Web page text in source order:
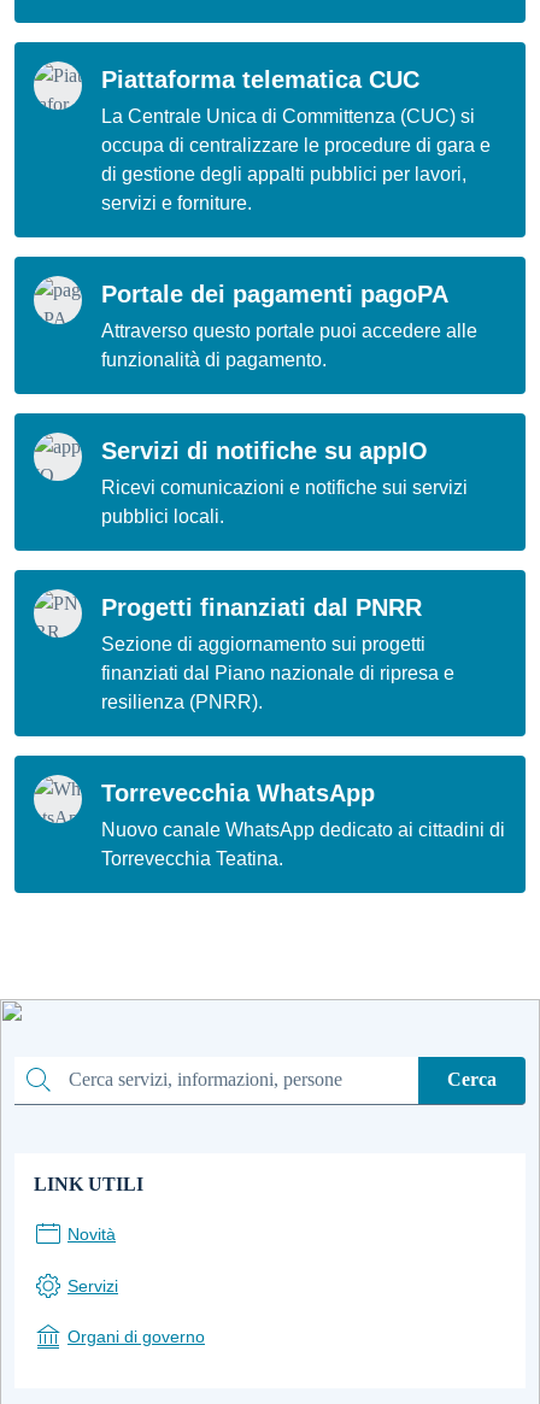
Piattaforma telematica CUC
La Centrale Unica di Committenza (CUC) si
occupa di centralizzare le procedure di gara e
di gestione degli appalti pubblici per lavori,
servizi e forniture.
Portale dei pagamenti pagoPA
Attraverso questo portale puoi accedere alle
funzionalità di pagamento.
Servizi di notifiche su appIO
Ricevi comunicazioni e notifiche sui servizi
pubblici locali.
Progetti finanziati dal PNRR
Sezione di aggiornamento sui progetti
finanziati dal Piano nazionale di ripresa e
resilienza (PNRR).
Torrevecchia WhatsApp
Nuovo canale WhatsApp dedicato ai cittadini di
Torrevecchia Teatina.
Cerca
Cerca
LINK UTILI
Novità
Servizi
Organi di governo